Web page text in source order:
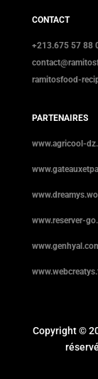
CONTACT
+213.675 57 88
ramitosfood-
PARTENAIRES
www.agricool-
www.reserver-
Copyright ©